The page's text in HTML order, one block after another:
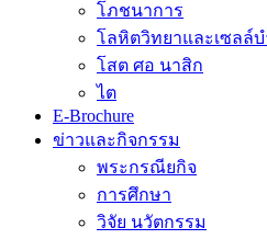
โภชนาการ
โลหิตวิทยาและเซลล์
โสต ศอ นาสิก
ไต
E-Brochure
ข่าวและกิจกรรม
พระกรณียกิจ
การศึกษา
วิจัย นวัตกรรม